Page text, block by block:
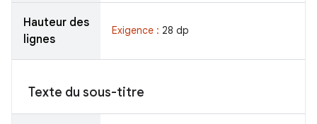
Hauteur des
lignes
Exigence : 28 dp
Texte du sous-titre